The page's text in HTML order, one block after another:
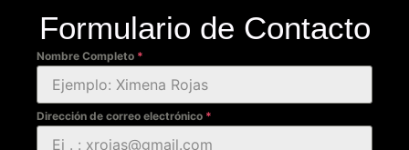
Formulario de Contacto
Nombre Completo *
Dirección de correo electrónico *